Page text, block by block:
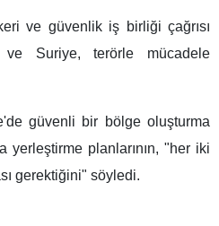
ve güvenlik iş birliği çağrısı
Suriye, terörle mücadele
güvenli bir bölge oluşturma
planlarının, "her iki
gerektiğini" söyledi.